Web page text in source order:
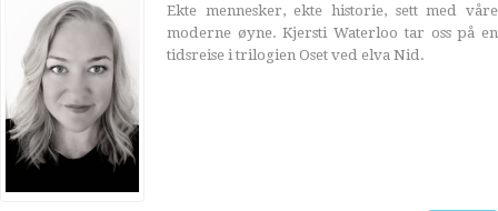
Ekte mennesker, ekte historie, sett med våre
moderne øyne. Kjersti Waterloo tar oss på en
tidsreise i trilogien Oset ved elva Nid.